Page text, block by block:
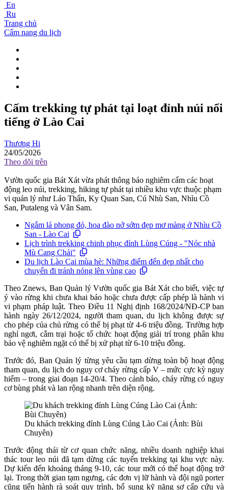
En
Ru
Trang chủ
Cẩm nang du lịch
Cấm trekking tự phát tại loạt đỉnh núi nổi
tiếng ở Lào Cai
Thương Hi
24/05/2026
Theo dõi trên
Vườn quốc gia Bát Xát vừa phát thông báo nghiêm cấm các hoạt
động leo núi, trekking, hiking tự phát tại nhiều khu vực thuộc phạm
vi quản lý như Lảo Thẩn, Ky Quan San, Cú Nhù San, Nhìu Cồ
San, Putaleng và Vân Sam.
Ngắm lá phong đỏ, hoa đào nở sớm đẹp mơ màng ở Nhìu Cồ
San - Lào Cai
Lịch trình trekking chinh phục đỉnh Lùng Cúng - "Nóc nhà
Mù Cang Chải"
Du lịch Lào Cai mùa hè: Những điểm đến đẹp nhất cho
chuyến đi tránh nóng lên vùng cao
Theo Znews, Ban Quản lý Vườn quốc gia Bát Xát cho biết, việc tự
ý vào rừng khi chưa khai báo hoặc chưa được cấp phép là hành vi
vi phạm pháp luật. Theo Điều 11 Nghị định 168/2024/NĐ-CP ban
hành ngày 26/12/2024, người tham quan, du lịch không được sự
cho phép của chủ rừng có thể bị phạt từ 4-6 triệu đồng. Trường hợp
nghỉ ngơi, cắm trại hoặc tổ chức hoạt động giải trí trong phân khu
bảo vệ nghiêm ngặt có thể bị xử phạt từ 6-10 triệu đồng.
Trước đó, Ban Quản lý từng yêu cầu tạm dừng toàn bộ hoạt động
tham quan, du lịch do nguy cơ cháy rừng cấp V – mức cực kỳ nguy
hiểm – trong giai đoạn 14-20/4. Theo cảnh báo, cháy rừng có nguy
cơ bùng phát và lan rộng nhanh trên diện rộng.
Du khách trekking đỉnh Lùng Cúng Lào Cai (Ảnh: Bùi
Chuyên)
Trước động thái từ cơ quan chức năng, nhiều doanh nghiệp khai
thác tour leo núi đã tạm dừng các tuyến trekking tại khu vực này.
Dự kiến đến khoảng tháng 9-10, các tour mới có thể hoạt động trở
lại. Trong thời gian tạm ngưng, các đơn vị lữ hành và đội ngũ porter
cũng tiến hành rà soát quy trình, bổ sung kỹ năng sơ cấp cứu và